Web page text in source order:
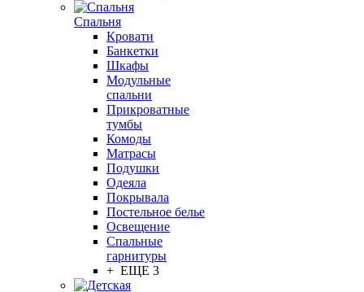
Спальня
Кровати
Банкетки
Шкафы
Модульные
спальни
Прикроватные
тумбы
Комоды
Матрасы
Подушки
Одеяла
Покрывала
Постельное белье
Освещение
Спальные
гарнитуры
+ ЕЩЕ 3